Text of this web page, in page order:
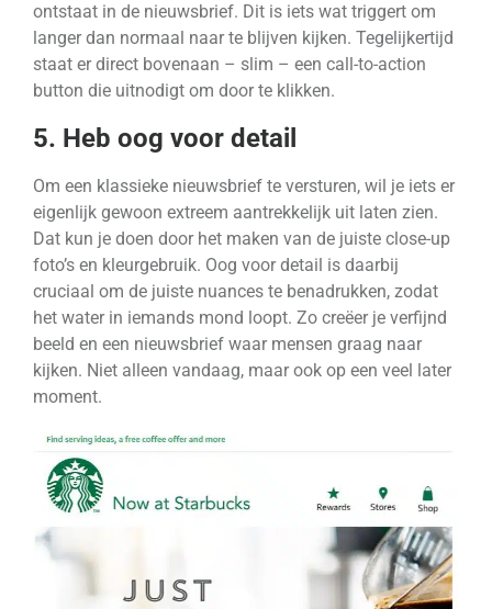
ontstaat in de nieuwsbrief. Dit is iets wat triggert om
langer dan normaal naar te blijven kijken. Tegelijkertijd
staat er direct bovenaan – slim – een call-to-action
button die uitnodigt om door te klikken.
5. Heb oog voor detail
Om een klassieke nieuwsbrief te versturen, wil je iets er
eigenlijk gewoon extreem aantrekkelijk uit laten zien.
Dat kun je doen door het maken van de juiste close-up
foto’s en kleurgebruik. Oog voor detail is daarbij
cruciaal om de juiste nuances te benadrukken, zodat
het water in iemands mond loopt. Zo creëer je verfijnd
beeld en een nieuwsbrief waar mensen graag naar
kijken. Niet alleen vandaag, maar ook op een veel later
moment.